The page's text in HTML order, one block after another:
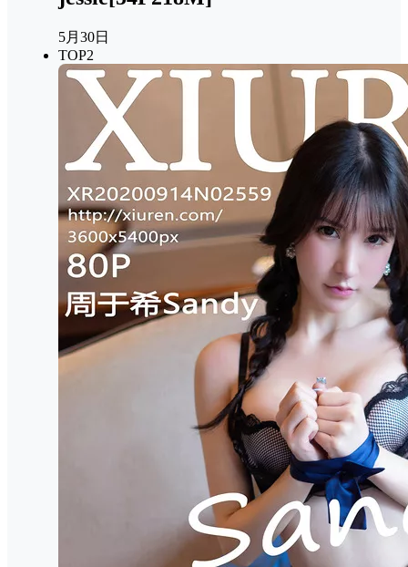
5月30日
TOP2